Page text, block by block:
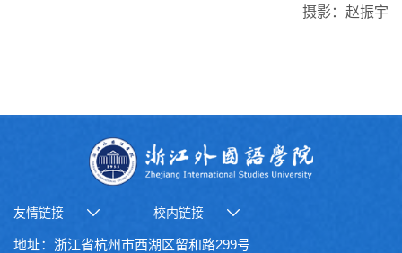
摄影：赵振宇
友情链接 校内链接
地址：浙江省杭州市西湖区留和路299号